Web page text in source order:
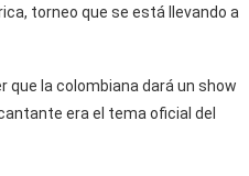
torneo que se está llevando a
que la colombiana dará un show
era el tema oficial del